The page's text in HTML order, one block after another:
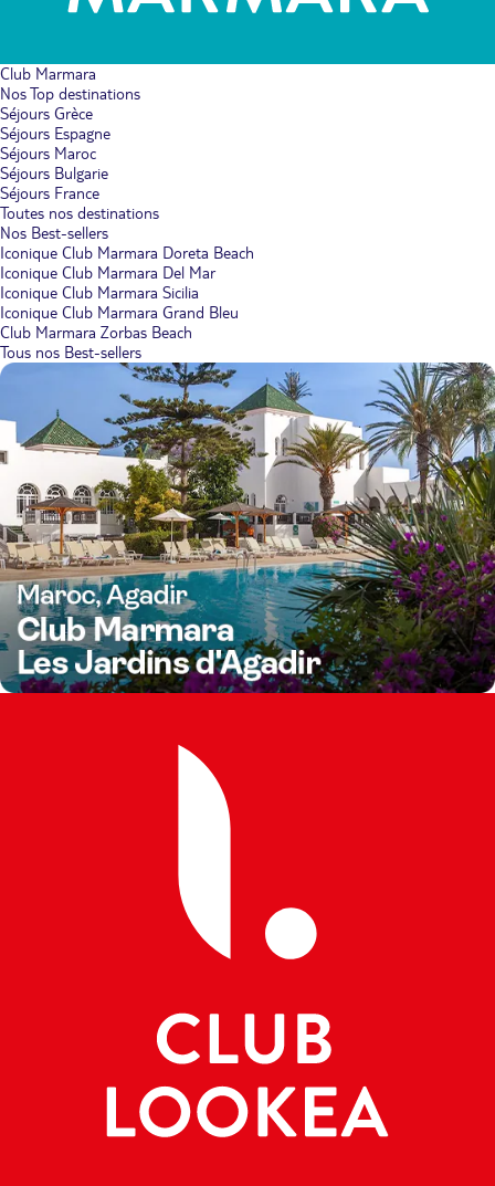
Club Marmara
Nos Top destinations
Séjours Grèce
Séjours Espagne
Séjours Maroc
Séjours Bulgarie
Séjours France
Toutes nos destinations
Nos Best-sellers
Iconique Club Marmara Doreta Beach
Iconique Club Marmara Del Mar
Iconique Club Marmara Sicilia
Iconique Club Marmara Grand Bleu
Club Marmara Zorbas Beach
Tous nos Best-sellers